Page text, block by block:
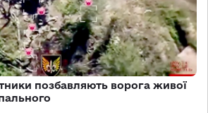
позбавляють ворога живої